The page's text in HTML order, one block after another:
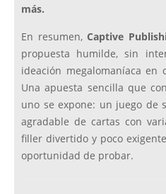
más.
En resumen, Captive
propuesta humilde, sin
ideación megalomaníaca
Una apuesta sencilla que
uno se expone: un juego de
agradable de cartas con
filler divertido y poco
oportunidad de probar.